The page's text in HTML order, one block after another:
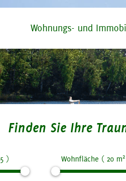
Wohnungs- und
Finden Sie Ihre
5) Wohnfläche ( 20m2